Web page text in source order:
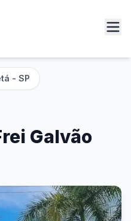
- SP
Galvão